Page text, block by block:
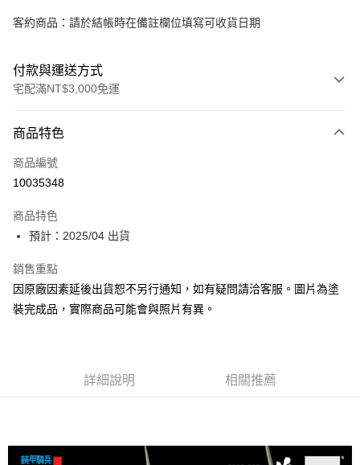
客約商品：請於結帳時在備註欄位填寫可收貨日期
付款與運送方式
宅配滿NT$3,000免運
信用卡一次付款
Apple Pay
全盈+PAY
大哥付你分期
相關說明
1.本服務由台灣大哥大提供，台灣大哥大用戶可立即使用無須另外申請。
3.實際核准額度、可分期數及費用金額請依後續交易確認頁面所載為準。
4.訂單成立30分鐘內，如未前往確認交易或遇審核未通過，訂單將自動取
1.分期款項不併入電信帳單，「大哥付你分期」於每月結算日後寄送繳費提
醒簡訊。
ATM付款
每筆NT$160，滿NT$3,000(含以上)免運費
商品特色
商品編號
10035348
商品特色
預計：2025/04 出貨
銷售重點
因原廠因素延後出貨恕不另行通知，如有疑問請洽客服。圖片為塗
裝完成品，實際商品可能會與照片有異。
詳細說明 相關推薦